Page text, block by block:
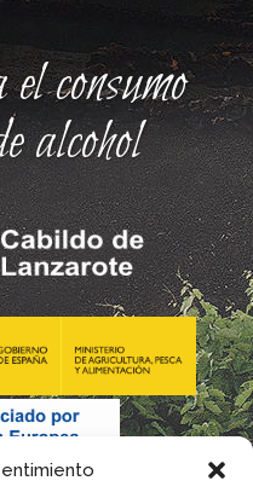
consumo
alcohol